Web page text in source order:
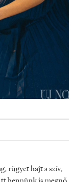
rügyet hajt a szív,